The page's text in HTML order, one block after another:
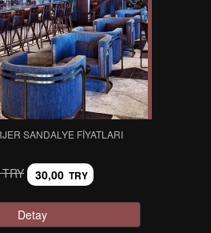
SANDALYE FIYATLARI
30,00 TRY
Detay